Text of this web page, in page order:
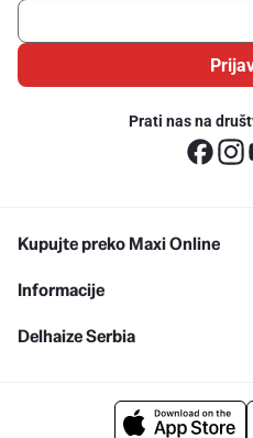
Prati nas na
Kupujte preko Maxi Online
Informacije
Delhaize Serbia